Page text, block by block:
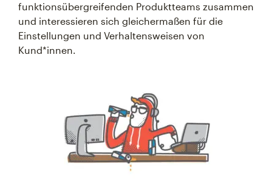
funktionsübergreifenden Produktteams zusammen
und interessieren sich gleichermaßen für die
Einstellungen und Verhaltensweisen von
Kund*innen.